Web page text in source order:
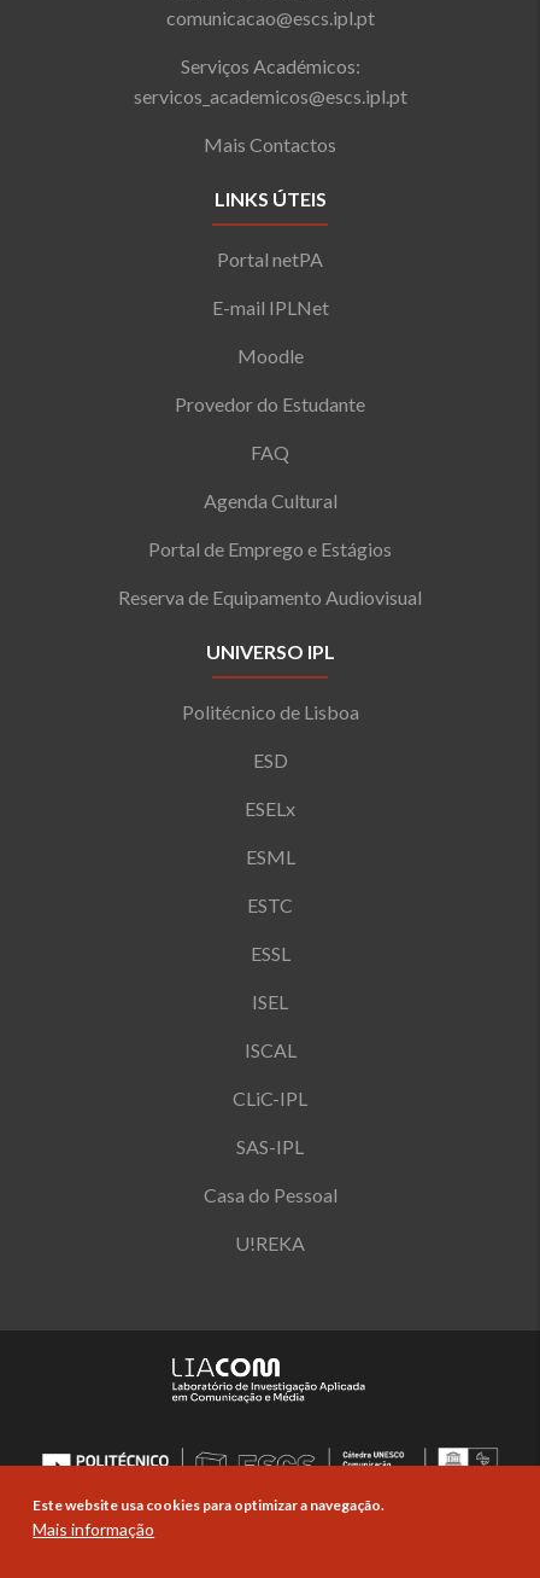
comunicacao@escs.ipl.pt
Serviços Académicos:
servicos_academicos@escs.ipl.pt
Mais Contactos
LINKS ÚTEIS
Portal netPA
E-mail IPLNet
Moodle
Provedor do Estudante
FAQ
Agenda Cultural
Portal de Emprego e Estágios
Reserva de Equipamento Audiovisual
UNIVERSO IPL
Politécnico de Lisboa
ESD
ESELx
ESML
ESTC
ESSL
ISEL
ISCAL
CLiC-IPL
SAS-IPL
Casa do Pessoal
U!REKA
Este website usa cookies para optimizar a navegação.
Mais informação